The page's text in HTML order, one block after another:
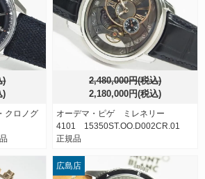
)
)
クロノグ
2,480,000円(税込)
2,180,000円(税込)
オーデマ・ピゲ ミレネリー
4101 15350ST.OO.D002CR.01
正規品
広島店